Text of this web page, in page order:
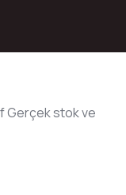
Gerçek stok ve